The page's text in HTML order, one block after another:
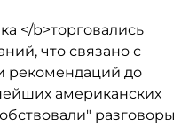
</b>торговались
что связано с
рекомендаций до
американских
разговоры